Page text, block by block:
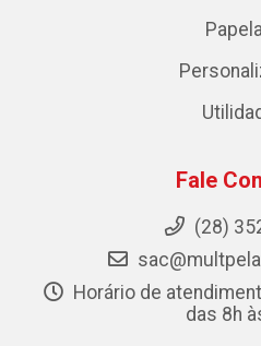
Fale
(28)
Horário de
das 8h